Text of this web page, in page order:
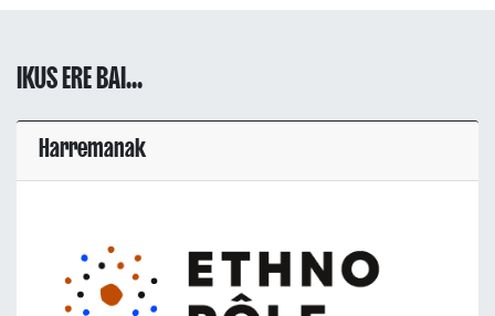
IKUS ERE BAI...
Harremanak